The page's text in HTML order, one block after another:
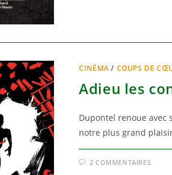
CINÉMA / COUPS DE
Adieu les
Dupontel renoue avec
notre plus grand
2 COMMENTAIRES